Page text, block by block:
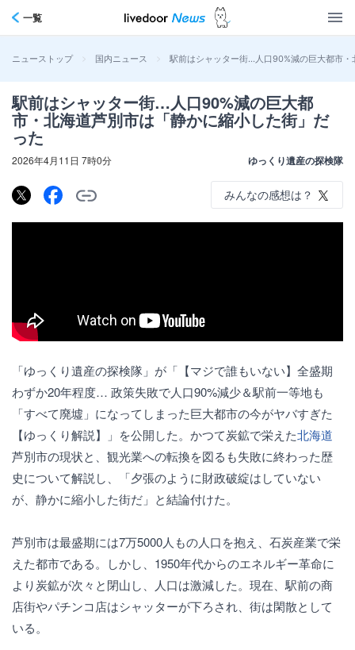
一覧
ニューストップ > 国内ニュース > 駅前はシャッター街…人口90%減の巨大都市
駅前はシャッター街…人口90%減の巨大都
市・北海道芦別市は「静かに縮小した街」だ
った
2026年4月11日 7時0分 ゆっくり遺産の探検隊
みんなの感想は？
「ゆっくり遺産の探検隊」が「【マジで誰もいない】全盛期
わずか20年程度… 政策失敗で人口90%減少＆駅前一等地も
「すべて廃墟」になってしまった巨大都市の今がヤバすぎた
【ゆっくり解説】」を公開した。かつて炭鉱で栄えた北海道
芦別市の現状と、観光業への転換を図るも失敗に終わった歴
史について解説し、「夕張のように財政破綻はしていない
が、静かに縮小した街だ」と結論付けた。
芦別市は最盛期には7万5000人もの人口を抱え、石炭産業で栄
えた都市である。しかし、1950年代からのエネルギー革命に
より炭鉱が次々と閉山し、人口は激減した。現在、駅前の商
店街やパチンコ店はシャッターが下ろされ、街は閑散として
いる。